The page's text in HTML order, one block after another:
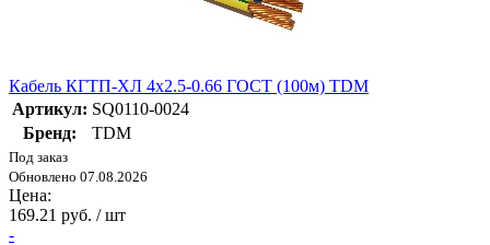
Кабель КГТП-ХЛ 4х2.5-0.66 ГОСТ (100м) TDM
Артикул: SQ0110-0024
Бренд:
TDM
Под заказ
Обновлено 07.08.2026
Цена:
169.21 руб. / шт
-